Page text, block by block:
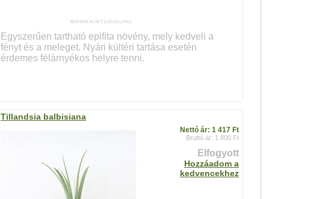
Egyszerűen tartható epifita növény, mely kedveli a
fényt és a meleget. Nyári kültéri tartása esetén
érdemes félárnyékos helyre tenni.
Tillandsia balbisiana
Nettó ár: 1 417 Ft
Bruttó ár: 1 800 Ft
Elfogyott
Hozzáadom a
kedvencekhez